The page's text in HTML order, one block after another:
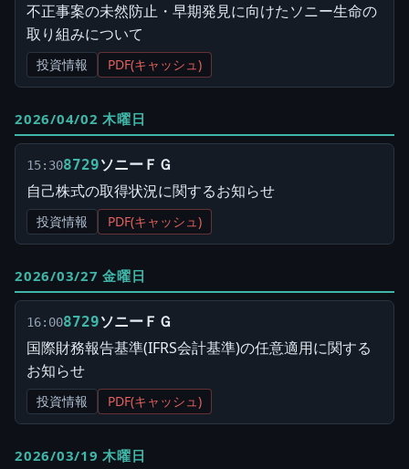
不正事案の未然防止・早期発見に向けたソニー生命の
取り組みについて
投資情報 PDF(キャッシュ)
2026/04/02 木曜日
15:308729ソニーＦＧ
自己株式の取得状況に関するお知らせ
投資情報 PDF(キャッシュ)
2026/03/27 金曜日
16:008729ソニーＦＧ
国際財務報告基準(IFRS会計基準)の任意適用に関する
お知らせ
投資情報 PDF(キャッシュ)
2026/03/19 木曜日